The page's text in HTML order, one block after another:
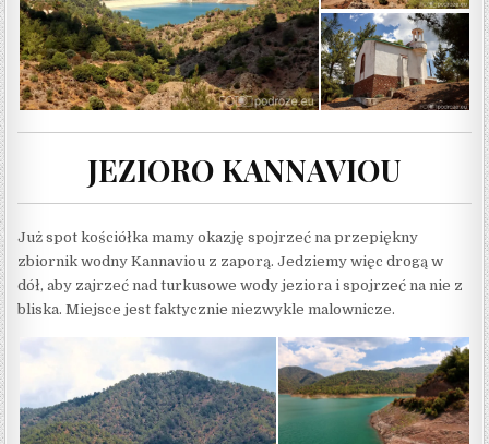
JEZIORO KANNAVIOU
Już spot kościółka mamy okazję spojrzeć na przepiękny
zbiornik wodny Kannaviou z zaporą. Jedziemy więc drogą w
dół, aby zajrzeć nad turkusowe wody jeziora i spojrzeć na nie z
bliska. Miejsce jest faktycznie niezwykle malownicze.